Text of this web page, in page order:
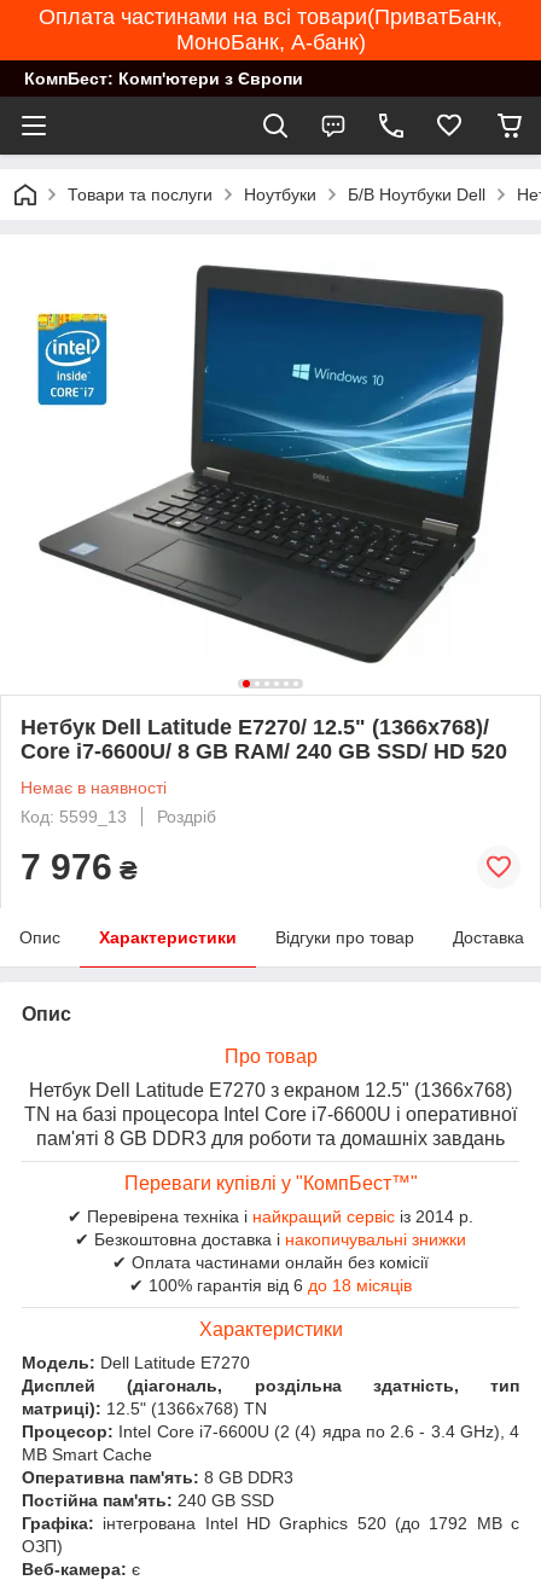
Оплата частинами на всі товари(ПриватБанк,
МоноБанк, А-банк)
КомпБест: Комп'ютери з Європи
Товари та послуги Ноутбуки Б/В Ноутбуки Dell
Нетбук Dell Latitude E7270/ 12.5" (1366x768)/
Core i7-6600U/ 8 GB RAM/ 240 GB SSD/ HD 520
Немає в наявності
Код: 5599_13
Роздріб
7 976 ₴
Опис Характеристики Відгуки про товар Доставка
Опис
Про товар
Нетбук Dell Latitude E7270 з екраном 12.5" (1366x768)
TN на базі процесора Intel Core i7-6600U і оперативної
пам'яті 8 GB DDR3 для роботи та домашніх завдань
Переваги купівлі у "КомпБест™"
✔ Перевірена техніка і найкращий сервіс із 2014 р.
✔ Безкоштовна доставка і накопичувальні знижки
✔ Оплата частинами онлайн без комісії
✔ 100% гарантія від 6 до 18 місяців
Характеристики
Модель: Dell Latitude E7270
Дисплей (діагональ, роздільна здатність, тип
матриці): 12.5" (1366x768) TN
Процесор: Intel Core i7-6600U (2 (4) ядра по 2.6 - 3.4 GHz), 4
MB Smart Cache
Оперативна пам'ять: 8 GB DDR3
Постійна пам'ять: 240 GB SSD
Графіка: інтегрована Intel HD Graphics 520 (до 1792 MB с
ОЗП)
Веб-камера: є